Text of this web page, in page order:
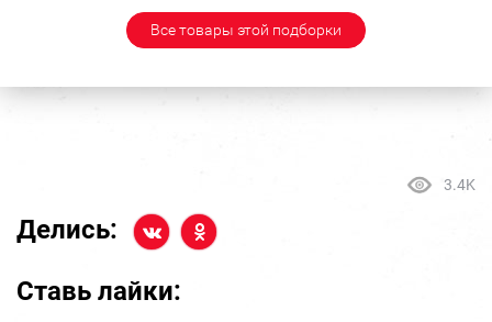
Все товары этой подборки
3.4K
Делись:
Ставь лайки: